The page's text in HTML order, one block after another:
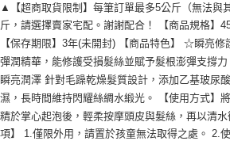
▲【超商取貨限制】每筆訂單最多5公斤（無法與
斤，請選擇賣家宅配。謝謝配合！ 【商品規格】
【保存期限】3年(未開封) 【商品特色】 ☆瞬亮
彈潤精華，能修護受損髮絲並賦予髮根澎彈支撐
瞬亮潤澤 針對毛躁乾燥髮質設計，添加乙基玻尿
濕，長時間維持閃耀絲綢水緞光。 【使用方式】
精於掌心起泡後，輕柔按摩頭皮與髮絲，再以清
項】 1.僅限外用，請置於孩童無法取得之處。 2.